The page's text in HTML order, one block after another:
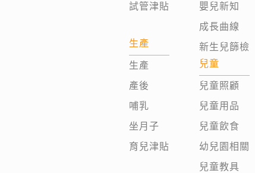
試管津貼
生產
生產
產後
哺乳
坐月子
育兒津貼
嬰兒新知
成長曲線
新生兒篩檢
兒童
兒童照顧
兒童用品
兒童飲食
幼兒園相關
兒童教具